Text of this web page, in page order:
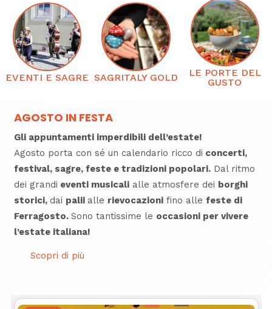
EVENTI E SAGRE SAGRITALY GOLD
LE PORTE DEL
GUSTO
AGOSTO IN FESTA
Gli appuntamenti imperdibili dell’estate!
Agosto porta con sé un calendario ricco di concerti,
festival, sagre, feste e tradizioni popolari.Dal ritmo
dei grandi eventi musicalialle atmosfere dei borghi
storici, dai palii alle rievocazionifino alle feste di
Ferragosto. Sono tantissime le occasioni per vivere
l’estate italiana!
Scopri di più